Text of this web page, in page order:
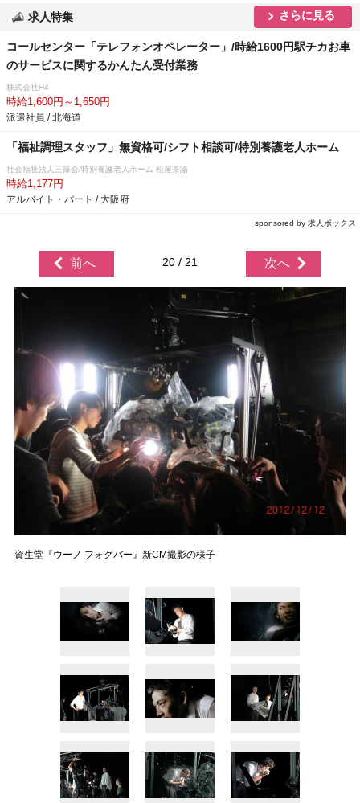
求人特集 さらに見る
コールセンター「テレフォンオペレーター」/時給1600円駅チカお車
のサービスに関するかんたん受付業務
株式会社H4
時給1,600円～1,650円
派遣社員 / 北海道
「福祉調理スタッフ」無資格可/シフト相談可/特別養護老人ホーム
社会福祉法人三篠会/特別養護老人ホーム 松屋茶論
時給1,177円
アルバイト・パート / 大阪府
sponsored by 求人ボックス
前へ 20 / 21 次へ
資生堂『ウーノ フォグバー』新CM撮影の様子